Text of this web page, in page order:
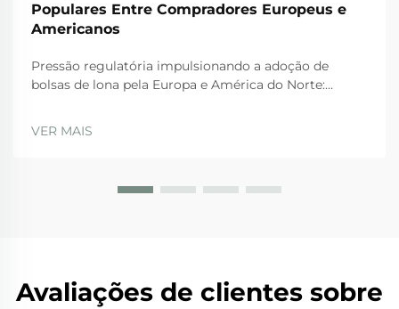
Populares Entre Compradores Europeus e
Americanos
Pressão regulatória impulsionando a adoção de
bolsas de lona pela Europa e América do Norte:
regulamentações da UE estão realmente levando as
VER MAIS
Avaliações de clientes sobre